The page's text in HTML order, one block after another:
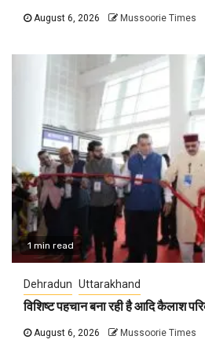
August 6, 2026 Mussoorie Times
1 min read
Dehradun Uttarakhand
विशिष्ट पहचान बना रही है आदि कैलाश
August 6, 2026 Mussoorie Times